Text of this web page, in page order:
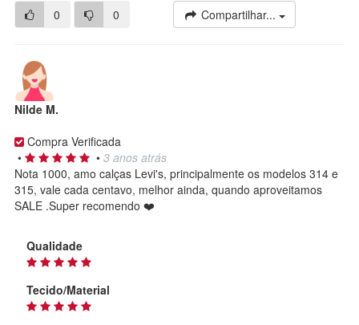
0 0 Compartilhar...
Nilde M.
Compra Verificada
•
• 3 anos atrás
Nota 1000, amo calças Levi's, principalmente os modelos 314 e
315, vale cada centavo, melhor ainda, quando aproveitamos
SALE .Super recomendo ❤️
Qualidade
Tecido/Material